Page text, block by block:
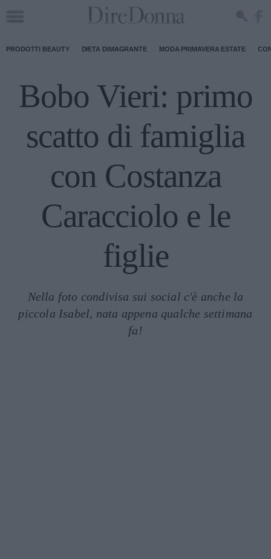
PRODOTTI BEAUTY DIETA DIMAGRANTE MODA PRIMAVERA ESTATE
Bobo Vieri: primo
scatto di famiglia
con Costanza
Caracciolo e le
figlie
Nella foto condivisa sui social c'è anche la
piccola Isabel, nata appena qualche settimana
fa!